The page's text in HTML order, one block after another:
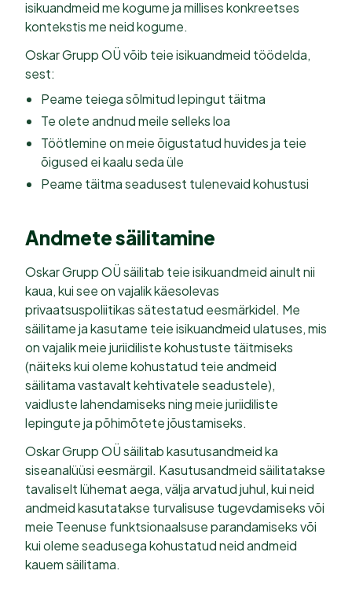
isikuandmeid me kogume ja millises konkreetses
kontekstis me neid kogume.
Oskar Grupp OÜ võib teie isikuandmeid töödelda,
sest:
Peame teiega sõlmitud lepingut täitma
Te olete andnud meile selleks loa
Töötlemine on meie õigustatud huvides ja teie
õigused ei kaalu seda üle
Peame täitma seadusest tulenevaid kohustusi
Andmete säilitamine
Oskar Grupp OÜ säilitab teie isikuandmeid ainult nii
kaua, kui see on vajalik käesolevas
privaatsuspoliitikas sätestatud eesmärkidel. Me
säilitame ja kasutame teie isikuandmeid ulatuses, mis
on vajalik meie juriidiliste kohustuste täitmiseks
(näiteks kui oleme kohustatud teie andmeid
säilitama vastavalt kehtivatele seadustele),
vaidluste lahendamiseks ning meie juriidiliste
lepingute ja põhimõtete jõustamiseks.
Oskar Grupp OÜ säilitab kasutusandmeid ka
siseanalüüsi eesmärgil. Kasutusandmeid säilitatakse
tavaliselt lühemat aega, välja arvatud juhul, kui neid
andmeid kasutatakse turvalisuse tugevdamiseks või
meie Teenuse funktsionaalsuse parandamiseks või
kui oleme seadusega kohustatud neid andmeid
kauem säilitama.